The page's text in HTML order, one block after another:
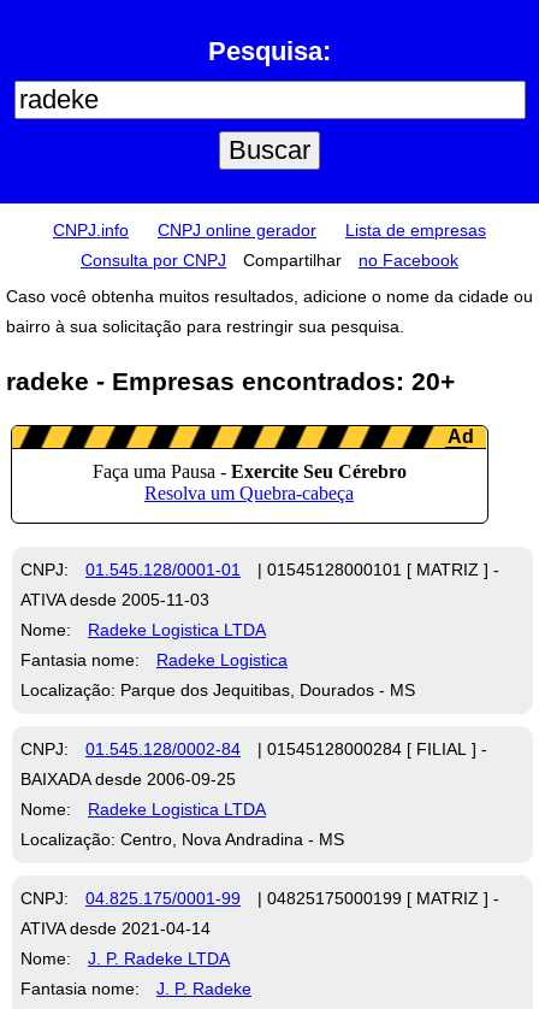
Pesquisa:
CNPJ.info CNPJ online gerador
Lista de empresas
Consulta por CNPJ
Compartilhar
no Facebook
Caso você obtenha muitos resultados, adicione o nome da cidade ou
bairro à sua solicitação para restringir sua pesquisa.
radeke - Empresas encontrados: 20+
CNPJ: 01.545.128/0001-01
| 01545128000101 [ MATRIZ ] -
ATIVA desde 2005-11-03
Nome:
Radeke Logistica LTDA
Fantasia nome:
Radeke Logistica
Localização: Parque dos Jequitibas, Dourados - MS
CNPJ: 01.545.128/0002-84
| 01545128000284 [ FILIAL ] -
BAIXADA desde 2006-09-25
Nome:
Radeke Logistica LTDA
Localização: Centro, Nova Andradina - MS
CNPJ: 04.825.175/0001-99
| 04825175000199 [ MATRIZ ] -
ATIVA desde 2021-04-14
Nome:
J. P. Radeke LTDA
Fantasia nome:
J. P. Radeke